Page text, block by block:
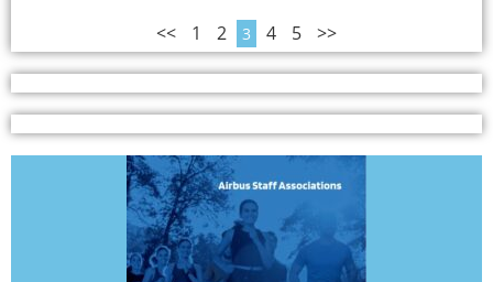
<< 1 2 3 4 5 >>